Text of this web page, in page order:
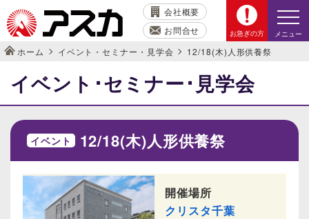
会社概要
お問合せ
お急ぎの方 メニュー
ホーム イベント・セミナー・見学会 12/18(木)人形供養祭
イベント･セミナー･見学会
イベント 12/18(木)人形供養祭
開催場所
クリスタ千葉